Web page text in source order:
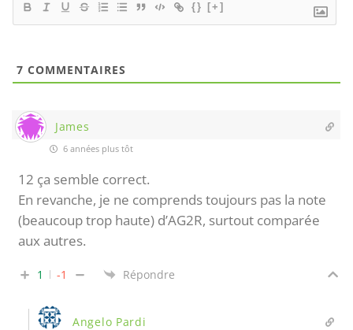
{} [+]
7 COMMENTAIRES
James
6 années plus tôt
12 ça semble correct.
En revanche, je ne comprends toujours pas la note
(beaucoup trop haute) d’AG2R, surtout comparée
aux autres.
1 -1 Répondre
Angelo Pardi